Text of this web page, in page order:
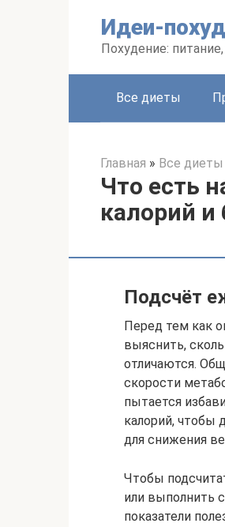
Идеи-
Похудение:
Все диеты
Главная » Все диеты
Что есть
калорий и
Подсчёт
Перед тем как
выяснить,
отличаются.
скорости
пытается
калорий, чтобы
для снижения
Чтобы
или выполнить
показатели